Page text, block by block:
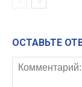
ОСТАВЬТЕ